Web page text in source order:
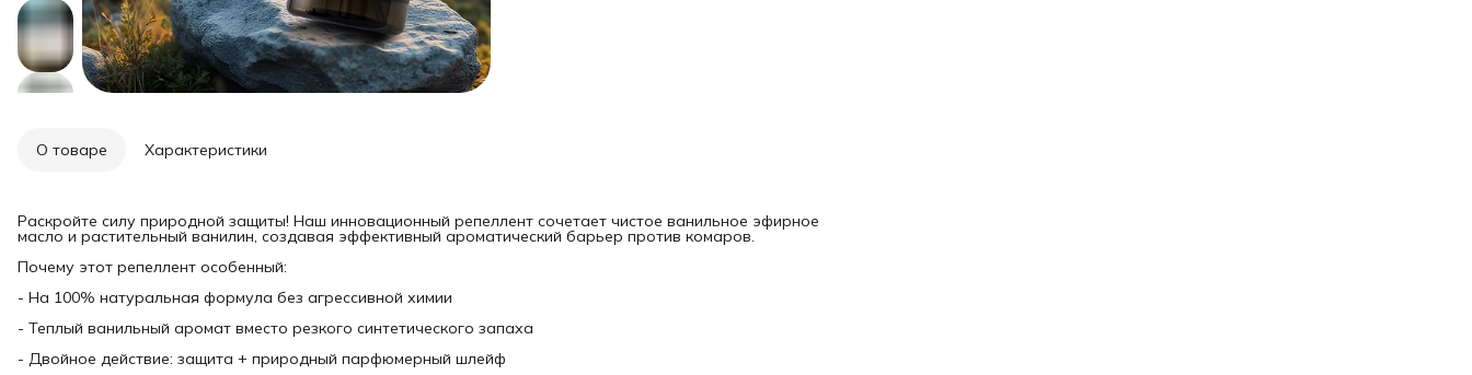
О товаре Характеристики
Раскройте силу природной защиты! Наш инновационный репеллент сочетает чистое ванильное эфирное
масло и растительный ванилин, создавая эффективный ароматический барьер против комаров.
Почему этот репеллент особенный:
- На 100% натуральная формула без агрессивной химии
- Теплый ванильный аромат вместо резкого синтетического запаха
- Двойное действие: защита + природный парфюмерный шлейф